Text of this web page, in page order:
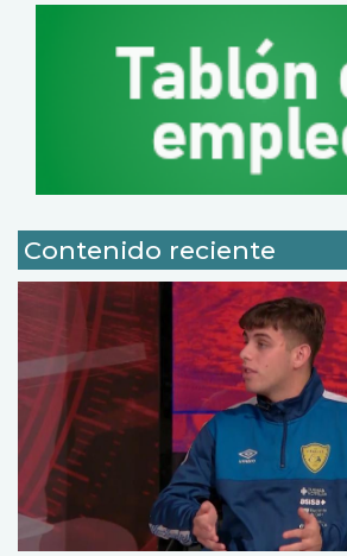
Contenido reciente